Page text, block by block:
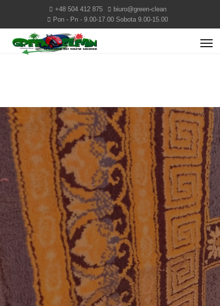
+48 504 412 875
biuro@green-clean
Pon - Pn - 9.00-17.00 Sobota 9.00-15.00